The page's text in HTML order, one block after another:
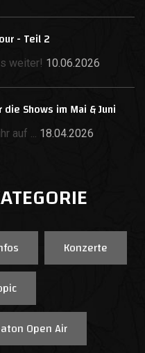
- Teil 2
weiter! 10.06.2026
Shows im Mai & Juni
auf ... 18.04.2026
Konzerte
Open Air